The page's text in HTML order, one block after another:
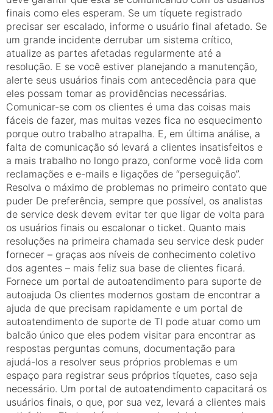
finais como eles esperam. Se um tíquete registrado
precisar ser escalado, informe o usuário final afetado. Se
um grande incidente derrubar um sistema crítico,
atualize as partes afetadas regularmente até a
resolução. E se você estiver planejando a manutenção,
alerte seus usuários finais com antecedência para que
eles possam tomar as providências necessárias.
Comunicar-se com os clientes é uma das coisas mais
fáceis de fazer, mas muitas vezes fica no esquecimento
porque outro trabalho atrapalha. E, em última análise, a
falta de comunicação só levará a clientes insatisfeitos e
a mais trabalho no longo prazo, conforme você lida com
reclamações e e-mails e ligações de “perseguição”.
Resolva o máximo de problemas no primeiro contato que
puder De preferência, sempre que possível, os analistas
de service desk devem evitar ter que ligar de volta para
os usuários finais ou escalonar o ticket. Quanto mais
resoluções na primeira chamada seu service desk puder
fornecer – graças aos níveis de conhecimento coletivo
dos agentes – mais feliz sua base de clientes ficará.
Fornece um portal de autoatendimento para suporte de
autoajuda Os clientes modernos gostam de encontrar a
ajuda de que precisam rapidamente e um portal de
autoatendimento de suporte de TI pode atuar como um
balcão único que eles podem visitar para encontrar as
respostas perguntas comuns, documentação para
ajudá-los a resolver seus próprios problemas e um
espaço para registrar seus próprios tíquetes, caso seja
necessário. Um portal de autoatendimento capacitará os
usuários finais, o que, por sua vez, levará a clientes mais